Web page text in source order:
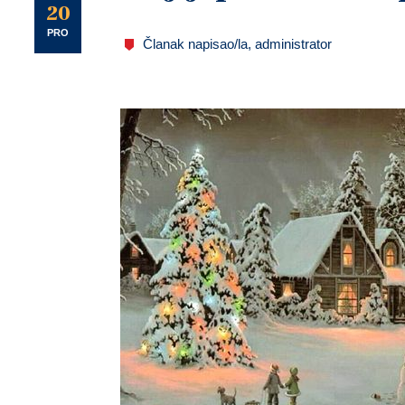
20
PRO
Članak napisao/la, administrator